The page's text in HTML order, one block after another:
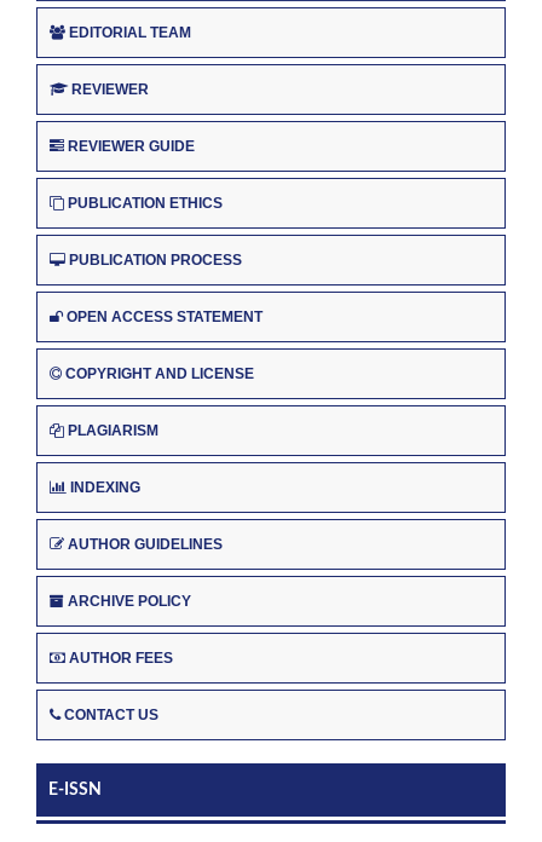
EDITORIAL TEAM
REVIEWER
REVIEWER GUIDE
PUBLICATION ETHICS
PUBLICATION PROCESS
OPEN ACCESS STATEMENT
COPYRIGHT AND LICENSE
PLAGIARISM
INDEXING
AUTHOR GUIDELINES
ARCHIVE POLICY
AUTHOR FEES
CONTACT US
E-ISSN